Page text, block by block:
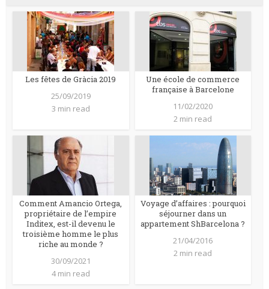
Les fêtes de Gràcia 2019
25/09/2019
3 min read
Une école de commerce
française à Barcelone
11/02/2020
2 min read
Comment Amancio Ortega,
propriétaire de l’empire
Inditex, est-il devenu le
troisième homme le plus
riche au monde ?
30/09/2021
4 min read
Voyage d’affaires : pourquoi
séjourner dans un
appartement ShBarcelona ?
21/04/2016
2 min read